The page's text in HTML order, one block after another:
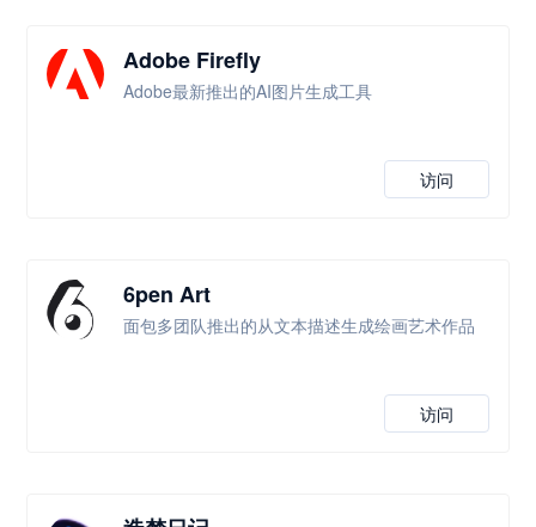
Adobe Firefly
Adobe最新推出的AI图片生成工具
访问
6pen Art
面包多团队推出的从文本描述生成绘画艺术作品
访问